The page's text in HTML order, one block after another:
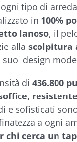
tipo di
in 100%
lanoso, il
alla scolpitura
suoi design
di 436.800
e sofisticati
a ogni
chi cerca un